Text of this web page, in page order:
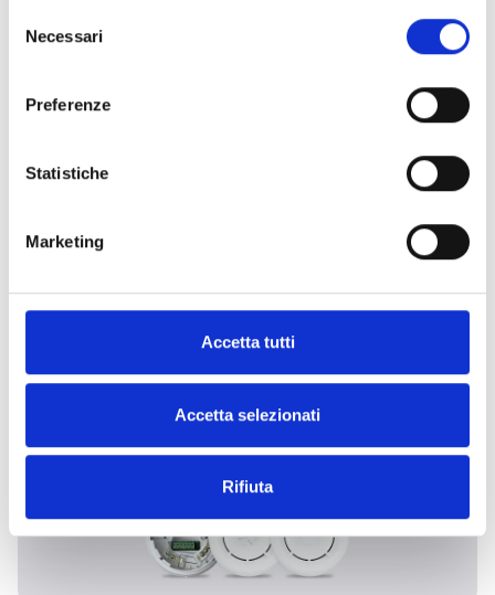
delNecessari
Preferenze
Statistiche
Marketing
Accetta tutti
Accetta selezionati
Rifiuta
TROVALO
ESPLORA LE ALTRE
CATEGORIE